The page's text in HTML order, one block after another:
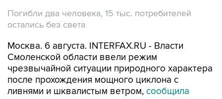
Погибли два человека, 15 тыс. потребителей
остались без света
Москва. 6 августа. INTERFAX.RU - Власти
Смоленской области ввели режим
чрезвычайной ситуации природного характера
после прохождения мощного циклона с
ливнями и шквалистым ветром, сообщила